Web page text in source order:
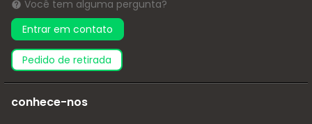
Você tem alguma pergunta?
Entrar em contato
pedido de retirada
conhece-nos